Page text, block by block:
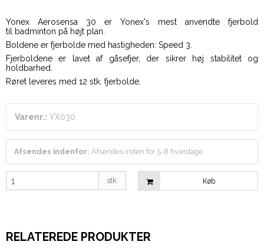
Yonex Aerosensa 30 er Yonex's mest anvendte fjerbold
til badminton på højt plan.
Boldene er fjerbolde med hastigheden: Speed 3.
Fjerboldene er lavet af gåsefjer, der sikrer høj stabilitet og
holdbarhed.
Røret leveres med 12 stk. fjerbolde.
Varenr.: YX030
Afsendes indenfor: Afsendes inden for 5-8 hverdage
stk. Køb
RELATEREDE PRODUKTER